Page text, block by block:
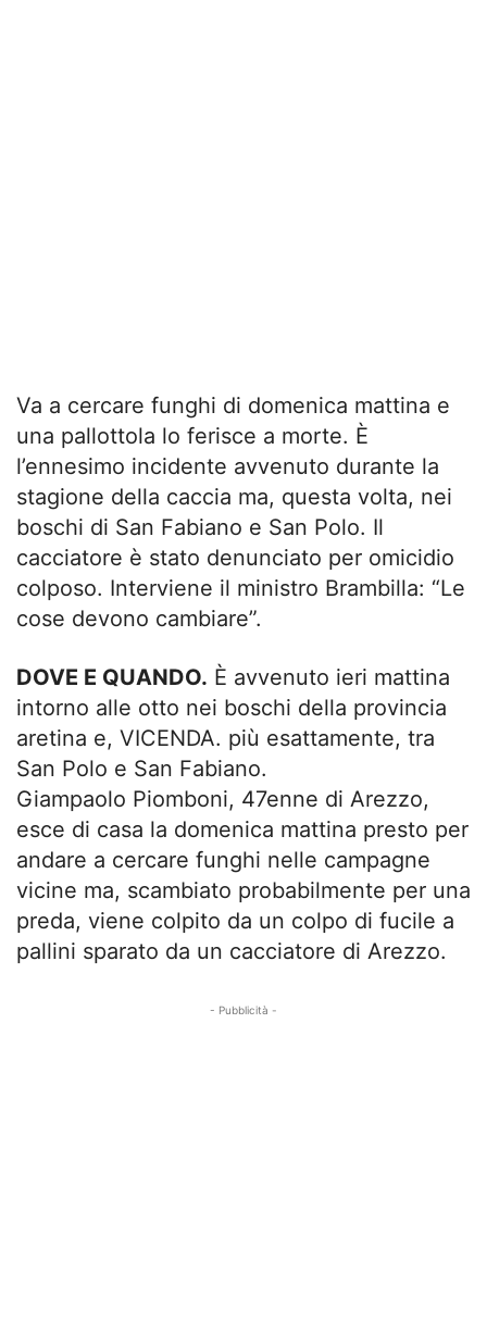
Va a cercare funghi di domenica mattina e
una pallottola lo ferisce a morte. È
l’ennesimo incidente avvenuto durante la
stagione della caccia ma, questa volta, nei
boschi di San Fabiano e San Polo. Il
cacciatore è stato denunciato per omicidio
colposo. Interviene il ministro Brambilla: “Le
cose devono cambiare”.
DOVE E QUANDO. È avvenuto ieri mattina
intorno alle otto nei boschi della provincia
aretina e, VICENDA. più esattamente, tra
San Polo e San Fabiano.
Giampaolo Piomboni, 47enne di Arezzo,
esce di casa la domenica mattina presto per
andare a cercare funghi nelle campagne
vicine ma, scambiato probabilmente per una
preda, viene colpito da un colpo di fucile a
pallini sparato da un cacciatore di Arezzo.
- Pubblicità -